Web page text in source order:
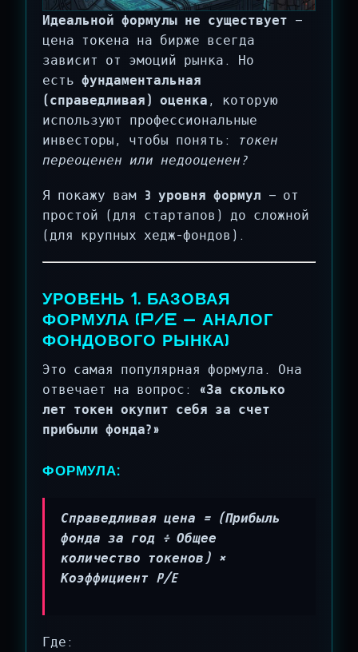
Идеальной формулы не существует —
цена токена на бирже всегда
зависит от эмоций рынка. Но
есть фундаментальная
(справедливая) оценка , которую
используют профессиональные
инвесторы, чтобы понять:
токен
переоценен или недооценен?
Я покажу вам 3 уровня формул — от
простой (для стартапов) до сложной
(для крупных хедж-фондов).
УРОВЕНЬ 1. БАЗОВАЯ
ФОРМУЛА (P/E — АНАЛОГ
ФОНДОВОГО РЫНКА)
Это самая популярная формула. Она
отвечает на вопрос:
«За сколько
лет токен окупит себя за счет
прибыли фонда?»
ФОРМУЛА:
Справедливая цена = (Прибыль
фонда за год ÷ Общее
количество токенов) ×
Коэффициент P/E
Где: